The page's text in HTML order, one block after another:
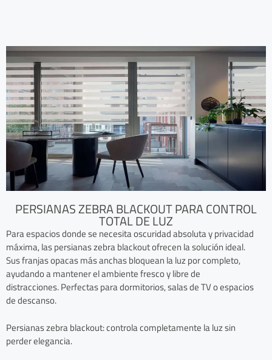
PERSIANAS ZEBRA BLACKOUT PARA CONTROL
TOTAL DE LUZ
Para espacios donde se necesita oscuridad absoluta y privacidad
máxima, las persianas zebra blackout ofrecen la solución ideal.
Sus franjas opacas más anchas bloquean la luz por completo,
ayudando a mantener el ambiente fresco y libre de
distracciones. Perfectas para dormitorios, salas de TV o espacios
de descanso.
Persianas zebra blackout: controla completamente la luz sin
perder elegancia.